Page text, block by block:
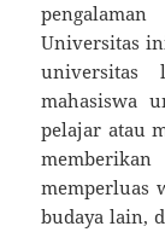
Universitas
universitas
mahasiswa
pelajar atau
memperluas
budaya lain,